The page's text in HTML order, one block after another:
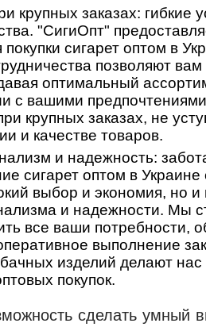
крупных заказах: гибкие
"СигиОпт"
покупки сигарет оптом в
позволяют
оптимальный
с вашими
крупных заказах, не
и качестве товаров.
и надежность:
сигарет оптом в
выбор и экономия, но и
и надежности. Мы
все ваши потребности,
выполнение
изделий делают
покупок.
сделать умный